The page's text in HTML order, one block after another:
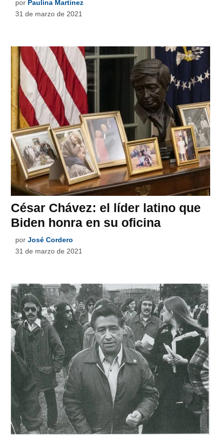
por Paulina Martinez
31 de marzo de 2021
César Chávez: el líder latino que
Biden honra en su oficina
por José Cordero
31 de marzo de 2021